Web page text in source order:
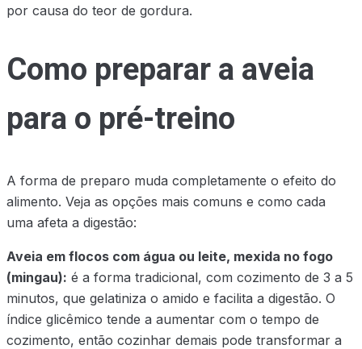
por causa do teor de gordura.
Como preparar a aveia
para o pré-treino
A forma de preparo muda completamente o efeito do
alimento. Veja as opções mais comuns e como cada
uma afeta a digestão:
Aveia em flocos com água ou leite, mexida no fogo
(mingau): é a forma tradicional, com cozimento de 3 a 5
minutos, que gelatiniza o amido e facilita a digestão. O
índice glicêmico tende a aumentar com o tempo de
cozimento, então cozinhar demais pode transformar a